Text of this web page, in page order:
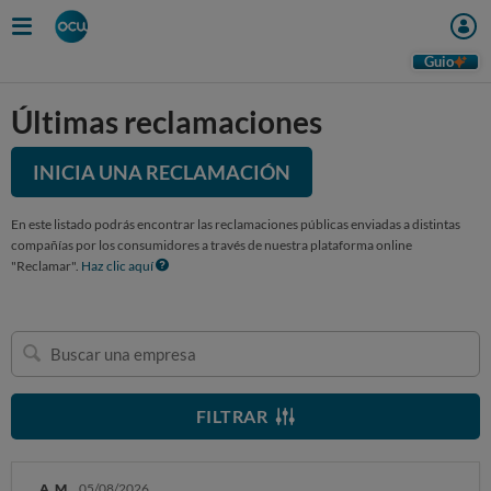
Guio
Últimas reclamaciones
INICIA UNA RECLAMACIÓN
En este listado podrás encontrar las reclamaciones públicas enviadas a distintas
compañías por los consumidores a través de nuestra plataforma online
"Reclamar". Haz clic aquí
Buscar
una
empresa
FILTRAR